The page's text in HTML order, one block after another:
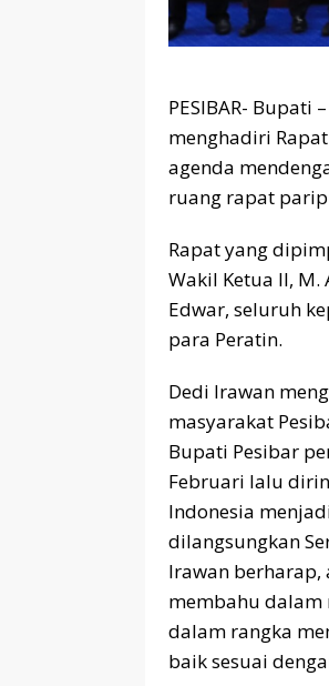
PESIBAR- Bupati
menghadiri
agenda
ruang rapat
Rapat yang
Wakil Ketua II, M.
Edwar, seluruh
para Peratin.
Dedi Irawan
masyarakat
Bupati Pesibar
Februari lalu
Indonesia
dilangsungkan
Irawan berharap,
membahu dalam
dalam rangka
baik sesuai